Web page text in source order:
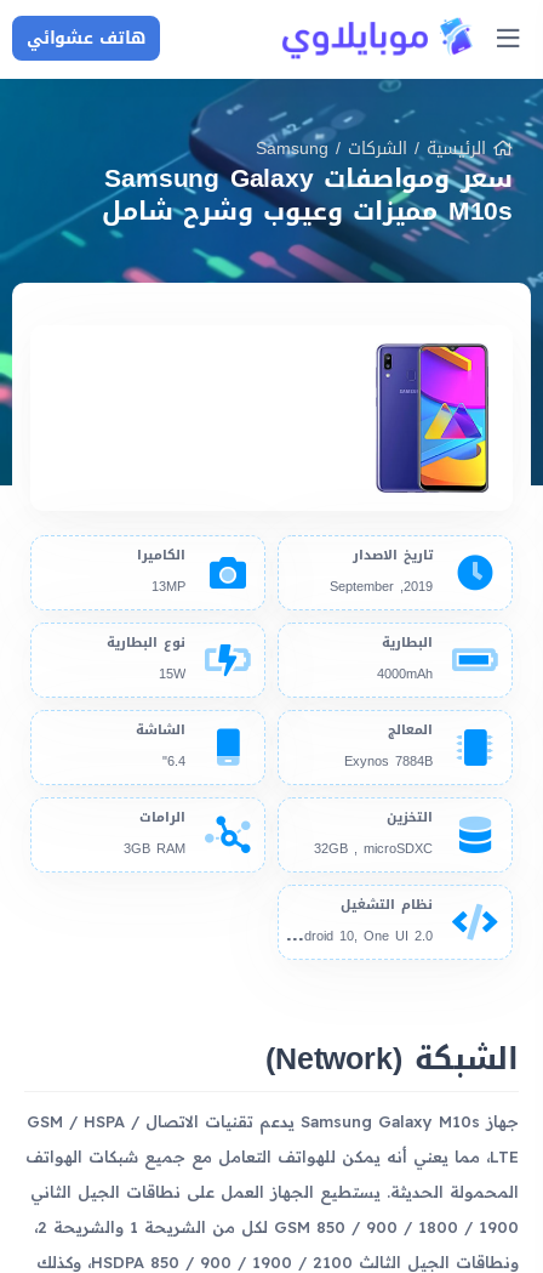
هاتف عشوائي
الرئيسية/ الشركات /
Samsung
سعر ومواصفات Samsung Galaxy
M10s مميزات وعيوب وشرح شامل
تاريخ الاصدار
2019, September
الكاميرا
13MP
البطارية
4000mAh
نوع البطارية
15W
المعالج
Exynos 7884B
الشاشة
6.4"
التخزين
32GB , microSDXC
الرامات
3GB RAM
نظام التشغيل
And
roid 9.0, up to Android 10, One UI 2.0
الشبكة (Network)
جهاز Samsung Galaxy M10s يدعم تقنيات الاتصال GSM / HSPA /
LTE، مما يعني أنه يمكن للهواتف التعامل مع جميع شبكات الهواتف
المحمولة الحديثة. يستطيع الجهاز العمل على نطاقات الجيل الثاني
GSM 850 / 900 / 1800 / 1900 لكل من الشريحة 1 والشريحة 2،
ونطاقات الجيل الثالث HSDPA 850 / 900 / 1900 / 2100، وكذلك